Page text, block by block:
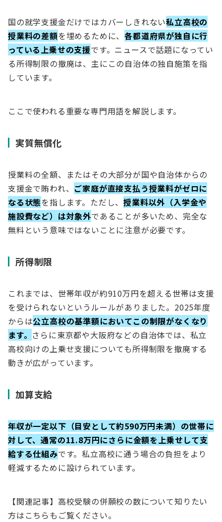
国の就学支援金だけではカバーしきれない私立高校の
授業料の差額を埋めるために、各都道府県が独自に行
っている上乗せの支援です。ニュースで話題になってい
る所得制限の撤廃は、主にこの自治体の独自施策を指
しています。
ここで使われる重要な専門用語を解説します。
実質無償化
授業料の全額、またはその大部分が国や自治体からの
支援金で賄われ、 ご家庭が直接支払う授業料がゼロに
なる状態を指します。ただし、授業料以外（入学金や
施設費など）は対象外であることが多いため、完全な
無料という意味ではないことに注意が必要です。
所得制限
これまでは、世帯年収が約910万円を超える世帯は支援
を受けられないというルールがありました。2025年度
からは公立高校の基準額においてこの制限がなくなり
ます。 さらに東京都や大阪府などの自治体では、私立
高校向けの上乗せ支援についても所得制限を撤廃する
動きが広がっています。
加算支給
年収が一定以下（目安として約590万円未満）の世帯に
対して、通常の11.8万円にさらに金額を上乗せして支
給する仕組みです。私立高校に通う場合の負担をより
軽減するために設けられています。
【関連記事】高校受験の併願校の数について知りたい
方はこちらもご覧ください。